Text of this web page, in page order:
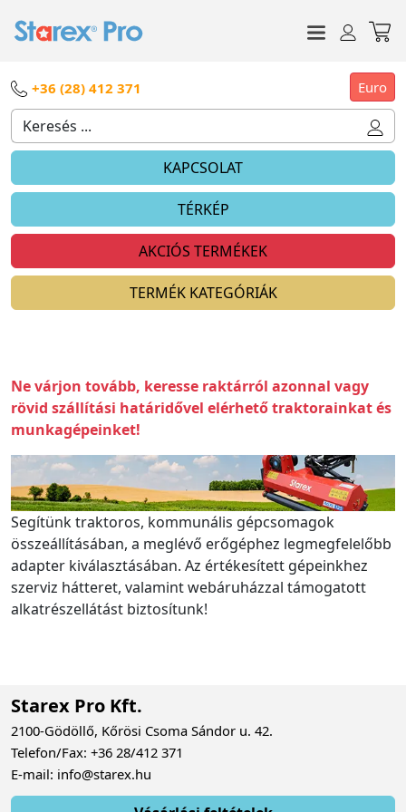
+36 (28) 412 371 Euro
KAPCSOLAT
TÉRKÉP
AKCIÓS TERMÉKEK
TERMÉK KATEGÓRIÁK
Ne várjon tovább, keresse raktárról azonnal vagy
rövid szállítási határidővel elérhető traktorainkat és
munkagépeinket!
Segítünk traktoros, kommunális gépcsomagok
összeállításában, a meglévő erőgéphez legmegfelelőbb
adapter kiválasztásában. Az értékesített gépeinkhez
szerviz hátteret, valamint webáruházzal támogatott
alkatrészellátást biztosítunk!
Starex Pro Kft.
2100-Gödöllő, Kőrösi Csoma Sándor u. 42.
Telefon/Fax: +36 28/412 371
E-mail: info@starex.hu